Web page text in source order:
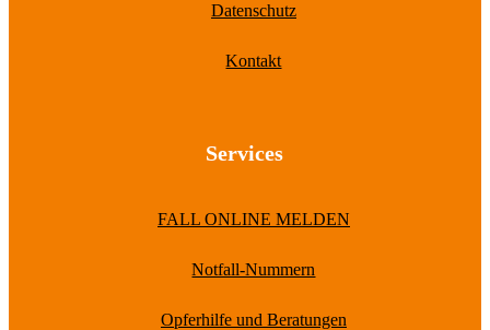
Datenschutz
Kontakt
Services
FALL ONLINE MELDEN
Notfall-Nummern
Opferhilfe und Beratungen